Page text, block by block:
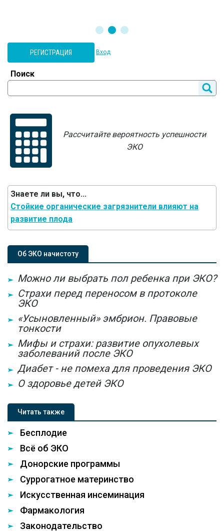
РЕГИСТРАЦИЯ Вход
Поиск
Рассчитайте вероятность успешности
ЭКО
Знаете ли вы, что...
Стойкие органические загрязнители влияют на
развитие плода
Об ЭКО начистоту
Можно ли выбрать пол ребенка при ЭКО?
Страхи перед переносом в протоколе
ЭКО
«Усыновленный» эмбрион. Правовые
тонкости
Мифы и страхи: развитие опухолевых
заболеваний после ЭКО
Диабет - не помеха для проведения ЭКО
О здоровье детей ЭКО
Читать также
Бесплодие
Всё об ЭКО
Донорские программы
Суррогатное материнство
Искусственная инсеминация
Фармакология
Законодательство